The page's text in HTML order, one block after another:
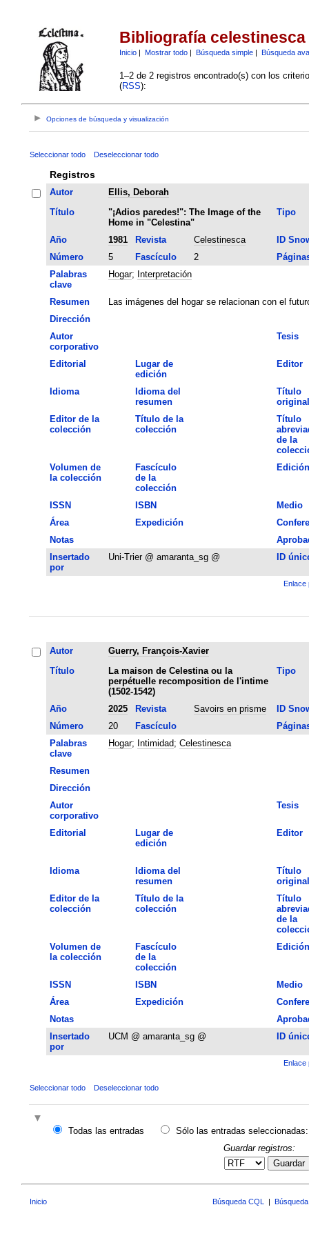
Bibliografía celestinesca
Inicio| Mostrar todo| Búsqueda simple| Búsqueda
1–2 de 2 registros encontrado(s) con los
(RSS):
Opciones de búsqueda y visualización
Seleccionar todo Deseleccionar todo
Registros
Autor
Ellis, Deborah
Título
"¡Adios paredes!": The Image of the
Home in "Celestina"
Tipo
Año 1981 Revista Celestinesca
ID
Número
5 Fascículo 2
Palabras
clave
Hogar; Interpretación
Resumen
Las imágenes del hogar se relacionan con el
Dirección
Autor
corporativo
Tesis
Editorial
Lugar de
edición
Editor
Idioma
Idioma del
resumen
Título
original
Editor de la
colección
Título de la
colección
Título
de la
Volumen de
la colección
Fascículo
de la
colección
Edición
ISSN ISBN
Medio
Área
Expedición
Notas
Insertado
por
Uni-Trier @ amaranta_sg @ ID
Enlace
Autor
Guerry, François-Xavier
Título
La maison de Celestina ou la
perpétuelle recomposition de l'intime
(1502-1542)
Tipo
Año 2025 Revista Savoirs en prisme
ID
Número
20 Fascículo
Palabras
clave
Hogar; Intimidad; Celestinesca
Resumen
Dirección
Autor
corporativo
Tesis
Editorial
Lugar de
edición
Editor
Idioma
Idioma del
resumen
Título
original
Editor de la
colección
Título de la
colección
Título
de la
Volumen de
la colección
Fascículo
de la
colección
Edición
ISSN ISBN
Medio
Área
Expedición
Notas
Insertado
por
UCM @ amaranta_sg @ ID
Enlace
Seleccionar todo Deseleccionar todo
Todas las entradas
Sólo las entradas seleccionadas:
Guardar registros:
Guardar
Inicio Búsqueda CQL